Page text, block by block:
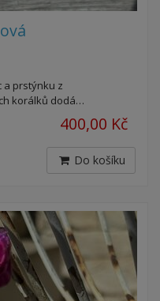
a prstýnku z
korálků dodá…
400,00 Kč
Do košíku